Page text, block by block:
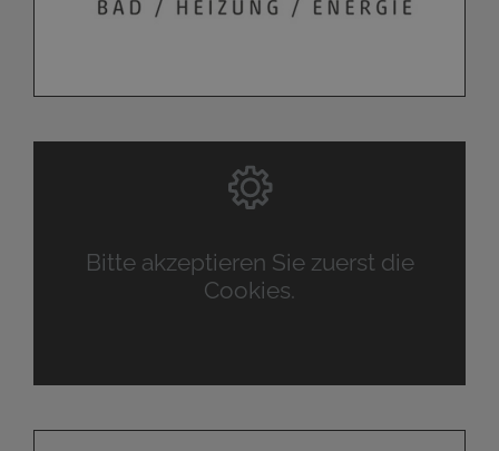
Bitte akzeptieren Sie zuerst die
Cookies.